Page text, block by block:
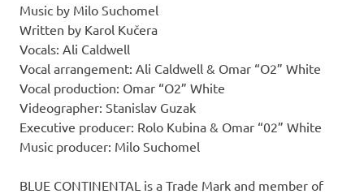
Music by Milo Suchomel
Written by Karol Kučera
Vocals: Ali Caldwell
Vocal arrangement: Ali Caldwell & Omar “O2” White
Vocal production: Omar “O2” White
Videographer: Stanislav Guzak
Executive producer: Rolo Kubina & Omar “02” White
Music producer: Milo Suchomel
BLUE CONTINENTAL is a Trade Mark and member of